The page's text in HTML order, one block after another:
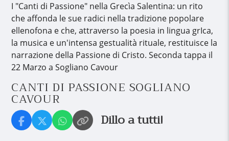
I "Canti di Passione" nella Grecìa Salentina: un rito
che affonda le sue radici nella tradizione popolare
ellenofona e che, attraverso la poesia in lingua grIca,
la musica e un'intensa gestualità rituale, restituisce la
narrazione della Passione di Cristo. Seconda tappa il
22 Marzo a Sogliano Cavour
CANTI DI PASSIONE SOGLIANO
CAVOUR
Dillo a tutti!